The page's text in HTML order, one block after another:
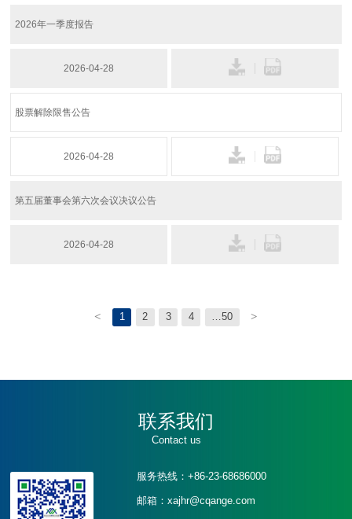
2026年一季度报告
2026-04-28
股票解除限售公告
2026-04-28
第五届董事会第六次会议决议公告
2026-04-28
< 1 2 3 4 …50 >
联系我们
Contact us
服务热线：+86-23-68686000
邮箱：xajhr@cqange.com